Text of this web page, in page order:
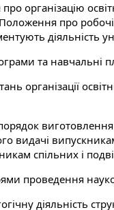
організацію
про
діяльність
та навчальні
організації
видачі
спільних і
проведення
діяльність